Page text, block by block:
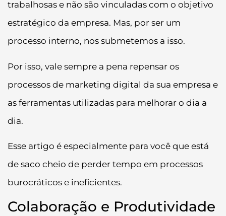
trabalhosas e não são vinculadas com o objetivo
estratégico da empresa. Mas, por ser um
processo interno, nos submetemos a isso.
Por isso, vale sempre a pena repensar os
processos de marketing digital da sua empresa e
as ferramentas utilizadas para melhorar o dia a
dia.
Esse artigo é especialmente para você que está
de saco cheio de perder tempo em processos
burocráticos e ineficientes.
Colaboração e Produtividade